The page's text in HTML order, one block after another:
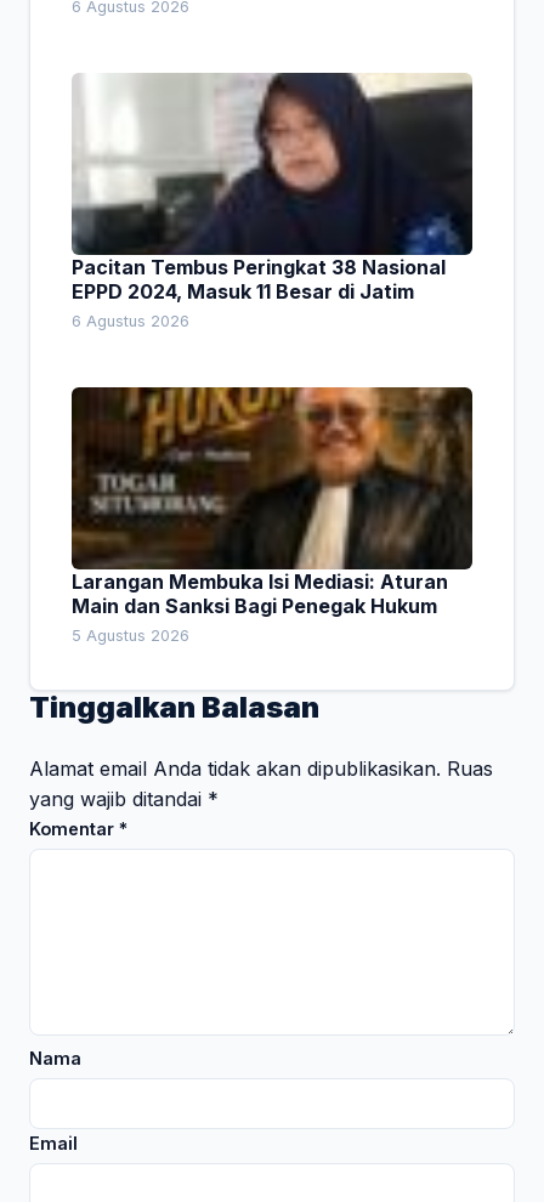
6 Agustus 2026
Pacitan Tembus Peringkat 38 Nasional
EPPD 2024, Masuk 11 Besar di Jatim
6 Agustus 2026
Larangan Membuka Isi Mediasi: Aturan
Main dan Sanksi Bagi Penegak Hukum
5 Agustus 2026
Tinggalkan Balasan
Alamat email Anda tidak akan dipublikasikan. Ruas
yang wajib ditandai *
Komentar *
Nama
Email